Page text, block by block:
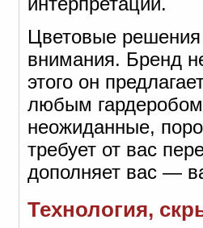
Цветовые решения
внимания. Бренд
этого он
любым
неожиданные,
требует от вас
дополняет вас —
Технология,